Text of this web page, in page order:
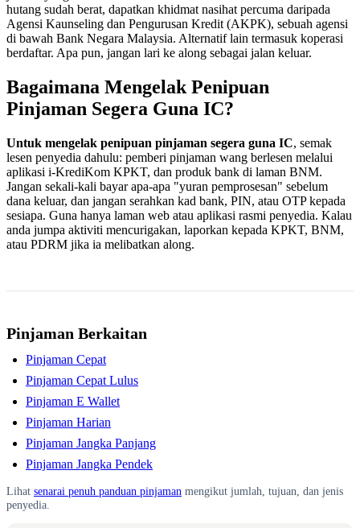
hutang sudah berat, dapatkan khidmat nasihat percuma daripada
Agensi Kaunseling dan Pengurusan Kredit (AKPK), sebuah agensi
di bawah Bank Negara Malaysia. Alternatif lain termasuk koperasi
berdaftar. Apa pun, jangan lari ke along sebagai jalan keluar.
Bagaimana Mengelak Penipuan
Pinjaman Segera Guna IC?
Untuk mengelak penipuan pinjaman segera guna IC, semak
lesen penyedia dahulu: pemberi pinjaman wang berlesen melalui
aplikasi i-KrediKom KPKT, dan produk bank di laman BNM.
Jangan sekali-kali bayar apa-apa "yuran pemprosesan" sebelum
dana keluar, dan jangan serahkan kad bank, PIN, atau OTP kepada
sesiapa. Guna hanya laman web atau aplikasi rasmi penyedia. Kalau
anda jumpa aktiviti mencurigakan, laporkan kepada KPKT, BNM,
atau PDRM jika ia melibatkan along.
Pinjaman Berkaitan
Pinjaman Cepat
Pinjaman Cepat Lulus
Pinjaman E Wallet
Pinjaman Harian
Pinjaman Jangka Panjang
Pinjaman Jangka Pendek
Lihat senarai penuh panduan pinjaman mengikut jumlah, tujuan, dan jenis
penyedia.